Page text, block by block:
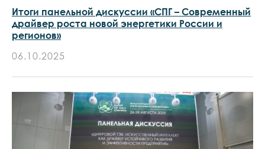
Итоги панельной дискуссии «СПГ – Современный
драйвер роста новой энергетики России и
регионов»
06.10.2025